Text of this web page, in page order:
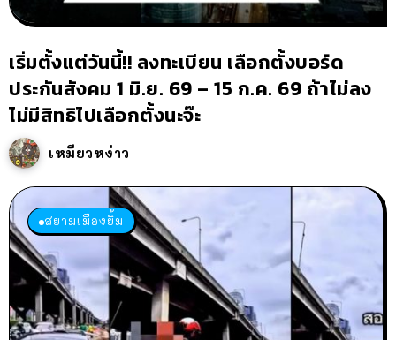
เริ่มตั้งแต่วันนี้!! ลงทะเบียน เลือกตั้งบอร์ด
ประกันสังคม 1 มิ.ย. 69 – 15 ก.ค. 69 ถ้าไม่ลง
ไม่มีสิทธิไปเลือกตั้งนะจ๊ะ
เหมียวหง่าว
สยามเมืองยิ้ม